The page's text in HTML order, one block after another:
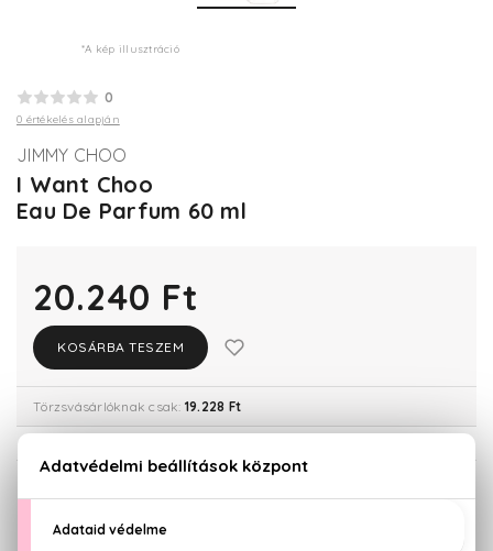
*A kép illusztráció
0
0 értékelés alapján
JIMMY CHOO
I Want Choo
Eau De Parfum 60 ml
20.240 Ft
KOSÁRBA TESZEM
Törzsvásárlóknak csak: 19.228 Ft
KISZERELÉS KIVÁLASZTÁSA
40 ml
60 ml